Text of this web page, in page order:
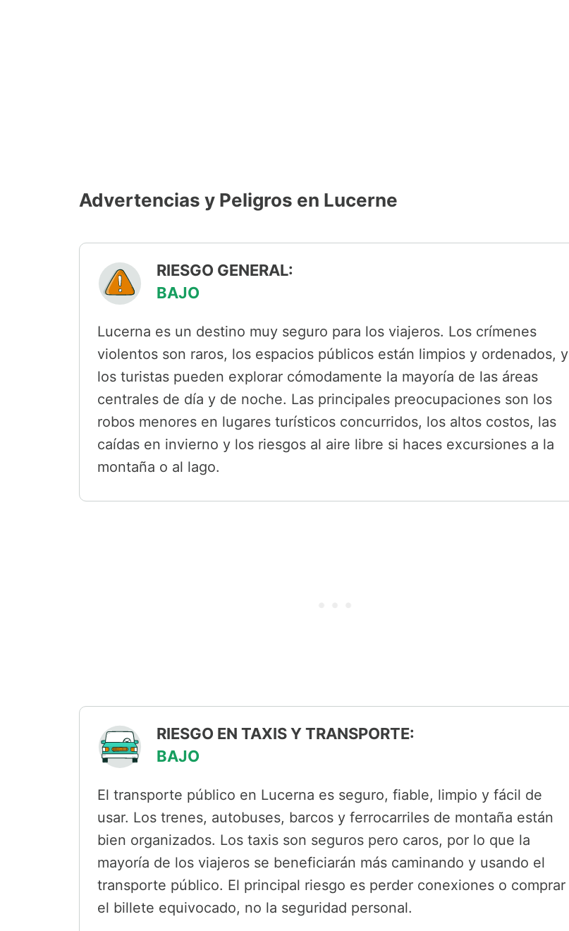
Advertencias y Peligros en Lucerne
RIESGO GENERAL:
BAJO
Lucerna es un destino muy seguro para los viajeros. Los crímenes
violentos son raros, los espacios públicos están limpios y ordenados, y
los turistas pueden explorar cómodamente la mayoría de las áreas
centrales de día y de noche. Las principales preocupaciones son los
robos menores en lugares turísticos concurridos, los altos costos, las
caídas en invierno y los riesgos al aire libre si haces excursiones a la
montaña o al lago.
RIESGO EN TAXIS Y TRANSPORTE:
BAJO
El transporte público en Lucerna es seguro, fiable, limpio y fácil de
usar. Los trenes, autobuses, barcos y ferrocarriles de montaña están
bien organizados. Los taxis son seguros pero caros, por lo que la
mayoría de los viajeros se beneficiarán más caminando y usando el
transporte público. El principal riesgo es perder conexiones o comprar
el billete equivocado, no la seguridad personal.